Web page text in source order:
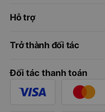
Hỗ trợ
Trở thành đối tác
Đối tác thanh toán